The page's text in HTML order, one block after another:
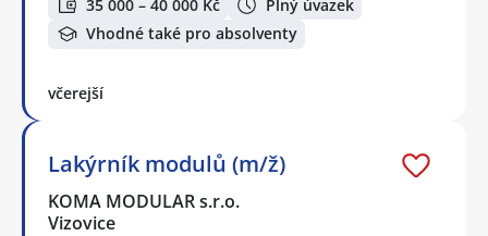
35 000 – 40 000 Kč
Plný úvazek
Vhodné také pro absolventy
včerejší
Lakýrník modulů (m/ž)
KOMA MODULAR s.r.o.
Vizovice